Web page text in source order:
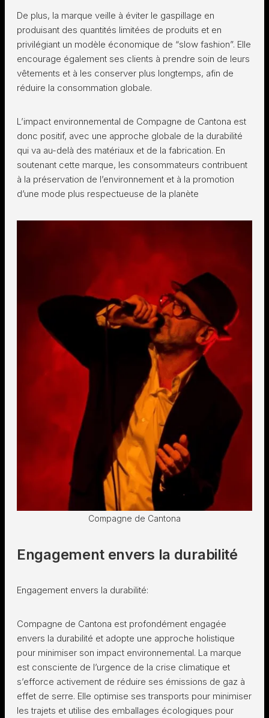
De plus, la marque veille à éviter le gaspillage en
produisant des quantités limitées de produits et en
privilégiant un modèle économique de “slow fashion”. Elle
encourage également ses clients à prendre soin de leurs
vêtements et à les conserver plus longtemps, afin de
réduire la consommation globale.
L’impact environnemental de Compagne de Cantona est
donc positif, avec une approche globale de la durabilité
qui va au-delà des matériaux et de la fabrication. En
soutenant cette marque, les consommateurs contribuent
à la préservation de l’environnement et à la promotion
d’une mode plus respectueuse de la planète
Compagne de Cantona
Engagement envers la durabilité
Engagement envers la durabilité:
Compagne de Cantona est profondément engagée
envers la durabilité et adopte une approche holistique
pour minimiser son impact environnemental. La marque
est consciente de l’urgence de la crise climatique et
s’efforce activement de réduire ses émissions de gaz à
effet de serre. Elle optimise ses transports pour minimiser
les trajets et utilise des emballages écologiques pour